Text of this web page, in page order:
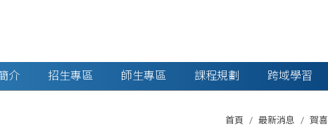
介 招生專區 師生專區 課程規劃 跨域學習
首頁 最新消息 賀